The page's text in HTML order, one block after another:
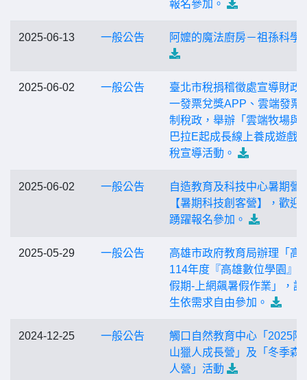
報名參加。
2025-06-13 一般公告 阿嬤的魔法廚房－祖孫科學
2025-06-02 一般公告
臺北市稅捐稽徵處宣導財政
一發票兌獎APP、雲端發票
制稅政，舉辦「雲端牧場與
巴拉E起成長線上養成遊戲
稅宣導活動。
2025-06-02 一般公告
自造教育及科技中心暑期營
【暑期科技創客營】，歡迎
踴躍報名參加。
2025-05-29 一般公告
高雄市政府教育局辦理「高
114年度『高雄數位學園』
假期-上網飆暑假作業」，請
生依需求自由參加。
2024-12-25 一般公告
觸口自然教育中心「2025阿
山獵人成長營」及「冬季森
人營」活動